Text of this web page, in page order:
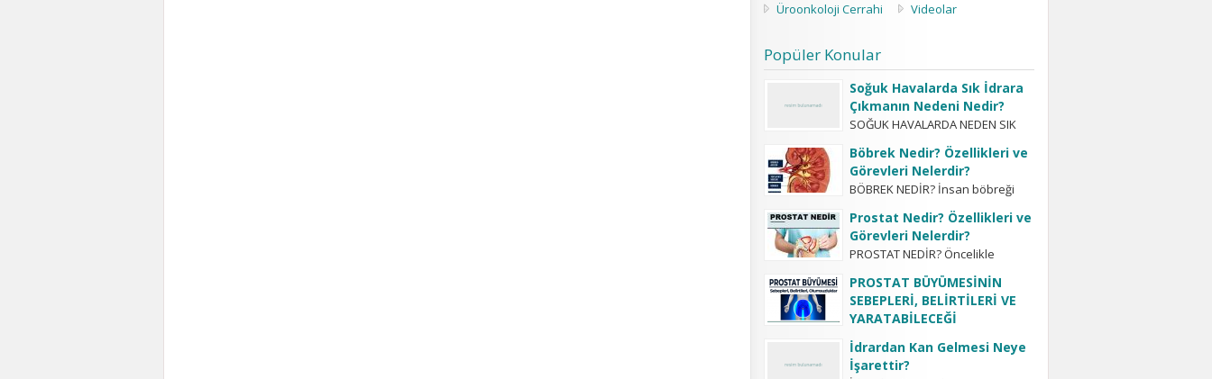
Üroonkoloji Cerrahi
Videolar
Popüler Konular
Soğuk Havalarda Sık İdrara
Çıkmanın Nedeni Nedir?
SOĞUK HAVALARDA NEDEN SIK
İDRARA ÇIKILIR? Hastaların merak
ettiği bir başka konu da ”soğuk
havalarda sık idrara gitme ve
bol...
Böbrek Nedir? Özellikleri ve
Görevleri Nelerdir?
BÖBREK NEDİR? İnsan böbreği
şekil olarak kasaplık hayvanların
böbreğine benzemektedir. Sağda
ve solda olmak üzere iki adettir.
Nadiren bazı insanlarda...
Prostat Nedir? Özellikleri ve
Görevleri Nelerdir?
PROSTAT NEDİR? Öncelikle
prostatın vücutta bir organ
olduğu, bunun bir hastalık ismi
olmadığı bilinmelidir. Tabii ki her
organın hastalıkları olduğu gibi...
PROSTAT BÜYÜMESİNİN
SEBEPLERİ, BELİRTİLERİ VE
YARATABİLECEĞİ
OLUMSUZLUKLAR
-prostat ne demektir? -prostat
büyümesinin sebepleri nelerdir? -
İdrardan Kan Gelmesi Neye
İşarettir?